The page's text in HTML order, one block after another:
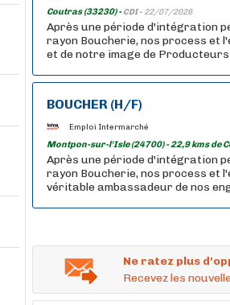
Coutras (33230) -CDI - 22/07/2026
Après une période d'intégration
rayon Boucherie, nos process et
et de notre image de Producteurs
BOUCHER (H/F)
Emploi Intermarché
Montpon-sur-l'Isle (24700) - 22,9 kms de
Après une période d'intégration
rayon Boucherie, nos process et
véritable ambassadeur de nos
Ne ratez plus
Recevez les